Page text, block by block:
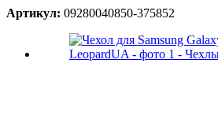
Артикул: 09280040850-375852